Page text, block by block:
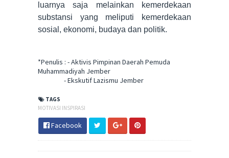
luarnya saja melainkan kemerdekaan
substansi yang meliputi kemerdekaan
sosial, ekonomi, budaya dan politik.
*Penulis : - Aktivis Pimpinan Daerah Pemuda
Muhammadiyah Jember
- Ekskutif Lazismu Jember
TAGS
MOTIVASI INSPIRASI
Facebook